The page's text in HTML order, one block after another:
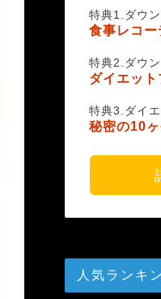
特典1.ダウ
食事レコー
特典2.ダウ
ダイエット
特典3.ダイ
秘密の10
人気ランキ